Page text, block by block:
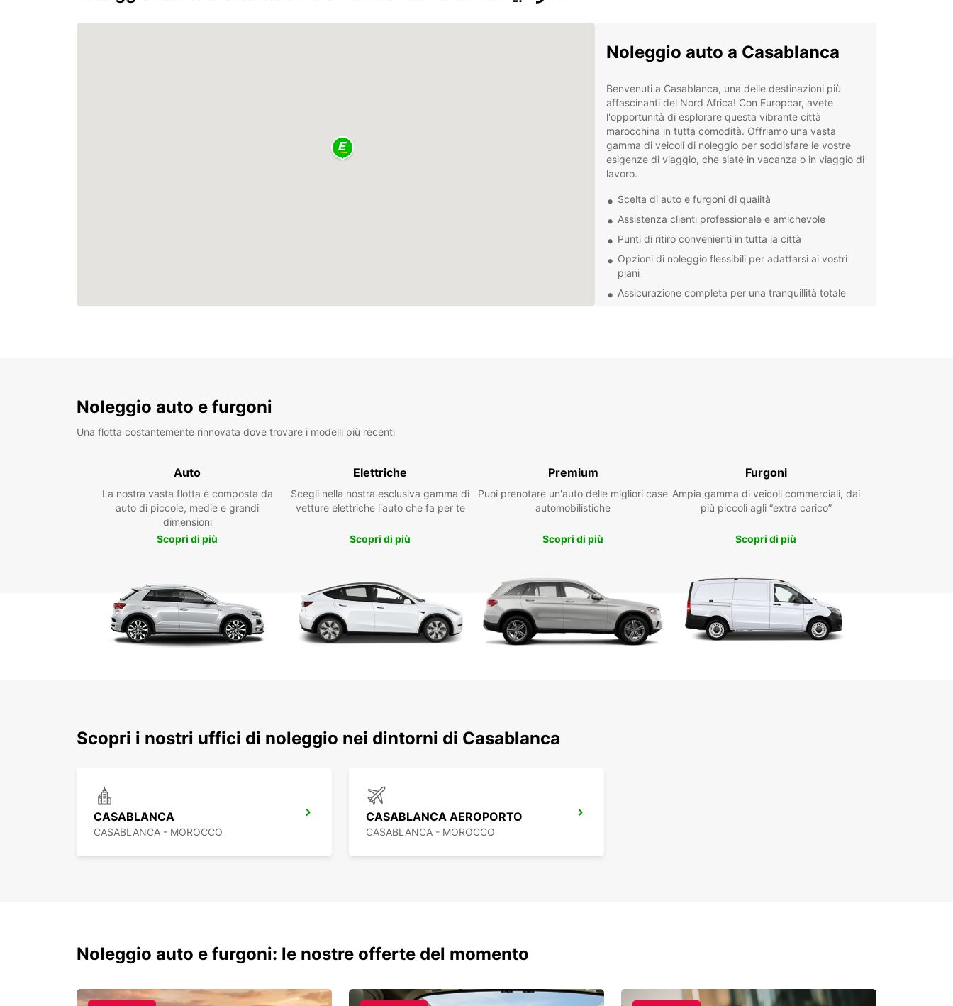
Noleggio auto a Casablanca
Benvenuti a Casablanca, una delle destinazioni più
affascinanti del Nord Africa! Con Europcar, avete
l'opportunità di esplorare questa vibrante città
marocchina in tutta comodità. Offriamo una vasta
gamma di veicoli di noleggio per soddisfare le vostre
esigenze di viaggio, che siate in vacanza o in viaggio di
lavoro.
Scelta di auto e furgoni di qualità
Assistenza clienti professionale e amichevole
Punti di ritiro convenienti in tutta la città
Opzioni di noleggio flessibili per adattarsi ai vostri
piani
Assicurazione completa per una tranquillità totale
Noleggio auto e furgoni
Una flotta costantemente rinnovata dove trovare i modelli più recenti
Auto
La nostra vasta flotta è composta da
auto di piccole, medie e grandi
dimensioni
Scopri di più
Elettriche
Scegli nella nostra esclusiva gamma di
vetture elettriche l'auto che fa per te
Scopri di più
Premium
Puoi prenotare un'auto delle migliori case
automobilistiche
Scopri di più
Furgoni
Ampia gamma di veicoli commerciali, dai
più piccoli agli “extra carico”
Scopri di più
Scopri i nostri uffici di noleggio nei dintorni di Casablanca
CASABLANCA
CASABLANCA - MOROCCO
CASABLANCA AEROPORTO
CASABLANCA - MOROCCO
Noleggio auto e furgoni: le nostre offerte del momento